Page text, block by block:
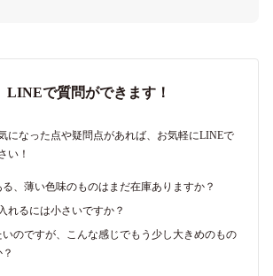
LINEで質問ができます！
になった点や疑問点があれば、お気軽にLINEで
い！
、薄い色味のものはまだ在庫ありますか？
れるには小さいですか？
のですが、こんな感じでもう少し大きめのもの